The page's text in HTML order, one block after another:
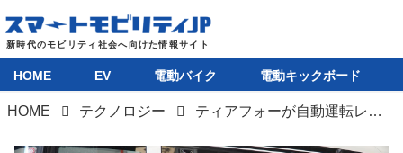
HOME EV 電動バイク 電動キックボード
HOME テクノロジー ティアフォーが自動運転レベル4搭載のバス「Minibus 2.0」を発売。納車は2024年末から